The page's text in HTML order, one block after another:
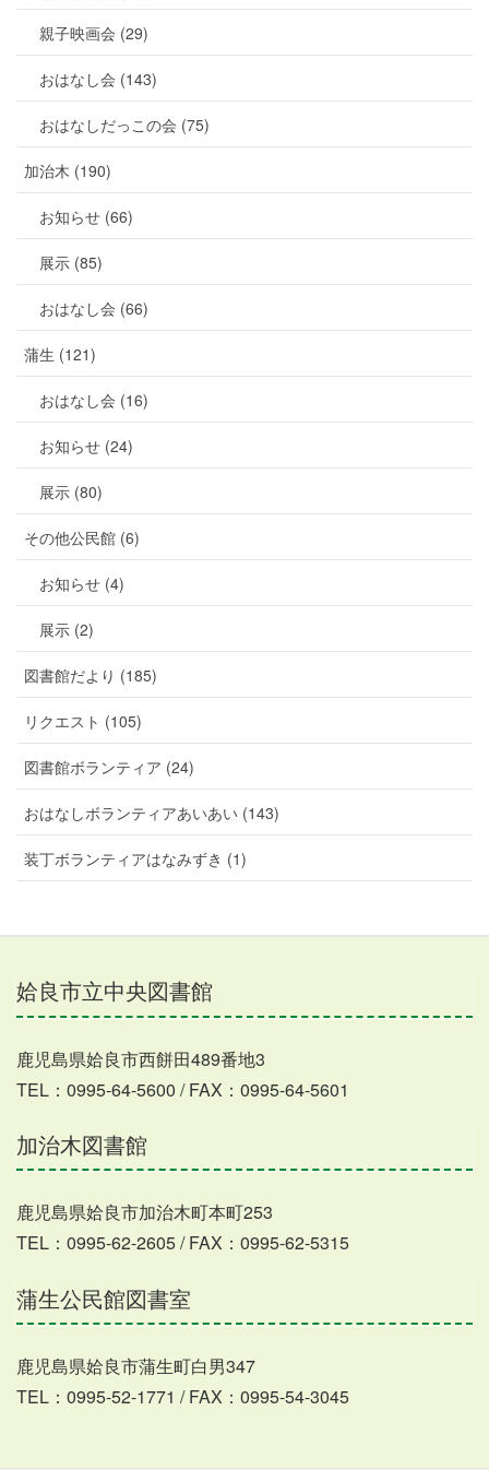
親子映画会 (29)
おはなし会 (143)
おはなしだっこの会 (75)
加治木 (190)
お知らせ (66)
展示 (85)
おはなし会 (66)
蒲生 (121)
おはなし会 (16)
お知らせ (24)
展示 (80)
その他公民館 (6)
お知らせ (4)
展示 (2)
図書館だより (185)
リクエスト (105)
図書館ボランティア (24)
おはなしボランティアあいあい (143)
装丁ボランティアはなみずき (1)
姶良市立中央図書館
鹿児島県姶良市西餅田489番地3
TEL：0995-64-5600 / FAX：0995-64-5601
加治木図書館
鹿児島県姶良市加治木町本町253
TEL：0995-62-2605 / FAX：0995-62-5315
蒲生公民館図書室
鹿児島県姶良市蒲生町白男347
TEL：0995-52-1771 / FAX：0995-54-3045